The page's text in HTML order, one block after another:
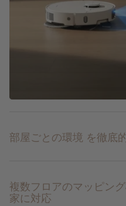
部屋ごとの環境 を徹底
複数フロアのマッピン
家に対応